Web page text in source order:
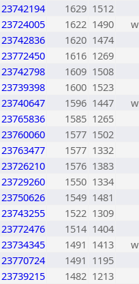
23742194 1629 1512
23724005 1622 1490
w
23742836 1620 1474
23772450 1616 1269
23742798 1609 1508
23739398 1600 1523
23740647 1596 1447
w
23765836 1585 1265
23760060 1577 1502
23763477 1577 1332
23726210 1576 1383
23729260 1550 1334
23750626 1549 1481
23743255 1522 1309
23772476 1514 1404
23734345 1491 1413
w
23770724 1491 1195
23739215 1482 1213